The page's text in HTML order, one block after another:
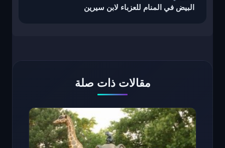
البيض في المنام للعزباء لابن سيرين
مقالات ذات صلة